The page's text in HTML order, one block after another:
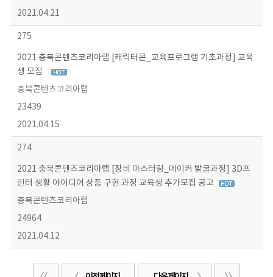
2021.04.21
275
2021 충북콘텐츠코리아랩 [캐릭터콘_교육프로그램 기초과정] 교육
생 모집
충북콘텐츠코리아랩
23439
2021.04.15
274
2021 충북콘텐츠코리아랩 [장비 마스터링_메이커 발굴과정] 3D프
린터 생활 아이디어 상품 구현 과정 교육생 추가모집 공고
충북콘텐츠코리아랩
24964
2021.04.12